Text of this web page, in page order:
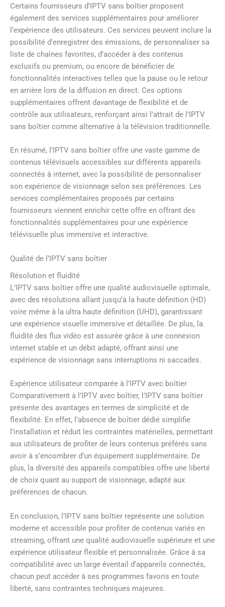
Certains fournisseurs d’IPTV sans boîtier proposent
également des services supplémentaires pour améliorer
l’expérience des utilisateurs. Ces services peuvent inclure la
possibilité d’enregistrer des émissions, de personnaliser sa
liste de chaînes favorites, d’accéder à des contenus
exclusifs ou premium, ou encore de bénéficier de
fonctionnalités interactives telles que la pause ou le retour
en arrière lors de la diffusion en direct. Ces options
supplémentaires offrent davantage de flexibilité et de
contrôle aux utilisateurs, renforçant ainsi l’attrait de l’IPTV
sans boîtier comme alternative à la télévision traditionnelle.
En résumé, l’IPTV sans boîtier offre une vaste gamme de
contenus télévisuels accessibles sur différents appareils
connectés à internet, avec la possibilité de personnaliser
son expérience de visionnage selon ses préférences. Les
services complémentaires proposés par certains
fournisseurs viennent enrichir cette offre en offrant des
fonctionnalités supplémentaires pour une expérience
télévisuelle plus immersive et interactive.
Qualité de l’IPTV sans boîtier
Résolution et fluidité
L’IPTV sans boîtier offre une qualité audiovisuelle optimale,
avec des résolutions allant jusqu’à la haute définition (HD)
voire même à la ultra haute définition (UHD), garantissant
une expérience visuelle immersive et détaillée. De plus, la
fluidité des flux vidéo est assurée grâce à une connexion
internet stable et un débit adapté, offrant ainsi une
expérience de visionnage sans interruptions ni saccades.
Expérience utilisateur comparée à l’IPTV avec boîtier
Comparativement à l’IPTV avec boîtier, l’IPTV sans boîtier
présente des avantages en termes de simplicité et de
flexibilité. En effet, l’absence de boîtier dédié simplifie
l’installation et réduit les contraintes matérielles, permettant
aux utilisateurs de profiter de leurs contenus préférés sans
avoir à s’encombrer d’un équipement supplémentaire. De
plus, la diversité des appareils compatibles offre une liberté
de choix quant au support de visionnage, adapté aux
préférences de chacun.
En conclusion, l’IPTV sans boîtier représente une solution
moderne et accessible pour profiter de contenus variés en
streaming, offrant une qualité audiovisuelle supérieure et une
expérience utilisateur flexible et personnalisée. Grâce à sa
compatibilité avec un large éventail d’appareils connectés,
chacun peut accéder à ses programmes favoris en toute
liberté, sans contraintes techniques majeures.